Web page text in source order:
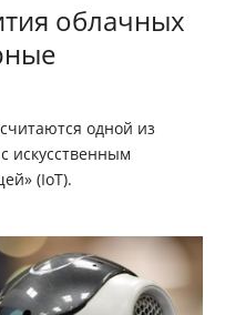
облачных
одной из
искусственным
(IoT).